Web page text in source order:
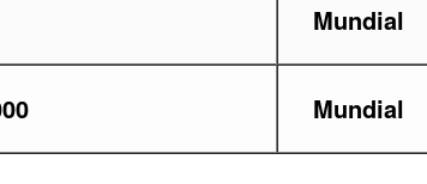
Mundial
Mundial